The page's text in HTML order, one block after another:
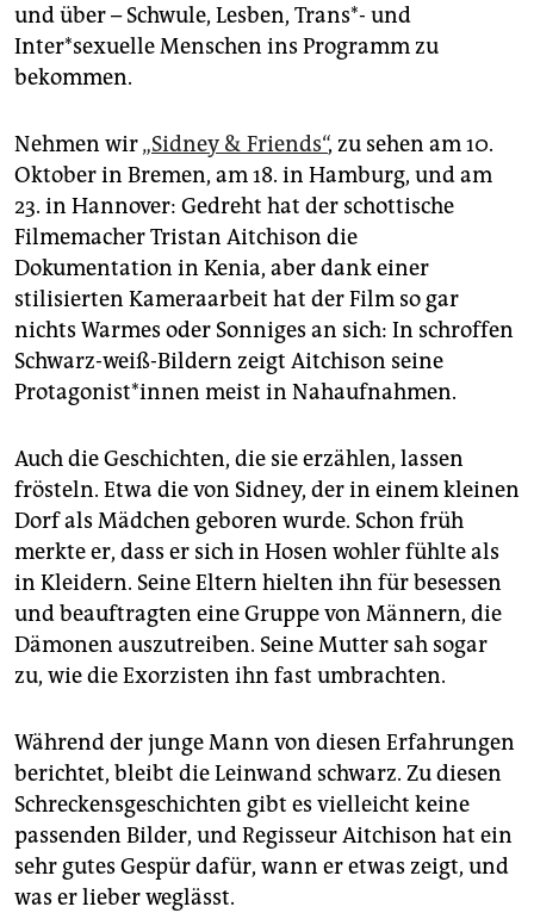
und über – Schwule, Lesben, Trans*- und
Inter*sexuelle Menschen ins Programm zu
bekommen.
Nehmen wir„Sidney & Friends“, zu sehen am 10.
Oktober in Bremen, am 18. in Hamburg, und am
23. in Hannover: Gedreht hat der schottische
Filmemacher Tristan Aitchison die
Dokumentation in Kenia, aber dank einer
stilisierten Kameraarbeit hat der Film so gar
nichts Warmes oder Sonniges an sich: In schroffen
Schwarz-weiß-Bildern zeigt Aitchison seine
Protagonist*innen meist in Nahaufnahmen.
Auch die Geschichten, die sie erzählen, lassen
frösteln. Etwa die von Sidney, der in einem kleinen
Dorf als Mädchen geboren wurde. Schon früh
merkte er, dass er sich in Hosen wohler fühlte als
in Kleidern. Seine Eltern hielten ihn für besessen
und beauftragten eine Gruppe von Männern, die
Dämonen auszutreiben. Seine Mutter sah sogar
zu, wie die Exorzisten ihn fast umbrachten.
Während der junge Mann von diesen Erfahrungen
berichtet, bleibt die Leinwand schwarz. Zu diesen
Schreckensgeschichten gibt es vielleicht keine
passenden Bilder, und Regisseur Aitchison hat ein
sehr gutes Gespür dafür, wann er etwas zeigt, und
was er lieber weglässt.